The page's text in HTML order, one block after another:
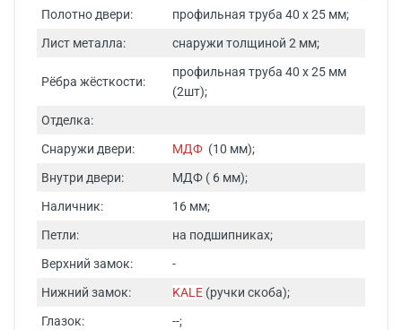
Полотно двери:
профильная труба 40 х 25 мм;
Лист металла:
снаружи толщиной 2 мм;
Рёбра жёсткости:
профильная труба 40 х 25 мм
(2шт);
Отделка:
Снаружи двери:
МДФ (10 мм);
Внутри двери:
МДФ ( 6 мм);
Наличник:
16 мм;
Петли:
на подшипниках;
Верхний замок:
-
Нижний замок:
KALE (ручки скоба);
Глазок:
--;